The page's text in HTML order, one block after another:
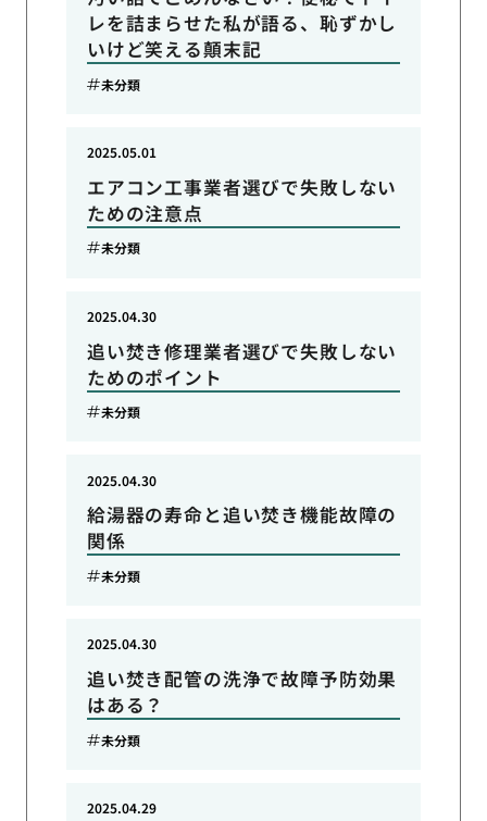
レを詰まらせた私が語る、恥ずかし
いけど笑える顛末記
未分類
エアコン工事業者選びで失敗しない
ための注意点
2025.05.01
未分類
追い焚き修理業者選びで失敗しない
ためのポイント
2025.04.30
未分類
給湯器の寿命と追い焚き機能故障の
関係
2025.04.30
未分類
追い焚き配管の洗浄で故障予防効果
はある？
2025.04.30
未分類
2025.04.29